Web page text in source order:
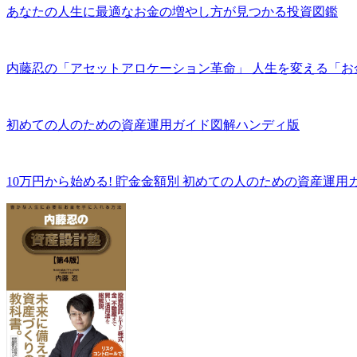
あなたの人生に最適なお金の増やし方が見つかる投資図鑑
内藤忍の「アセットアロケーション革命」 人生を変える「お
初めての人のための資産運用ガイド図解ハンディ版
10万円から始める! 貯金金額別 初めての人のための資産運用